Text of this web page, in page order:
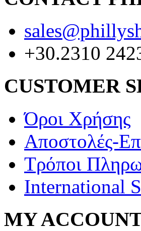
+30.2310
CUSTOMER
Όροι Χρήσης
Αποστολές-
Τρόποι
International
MY